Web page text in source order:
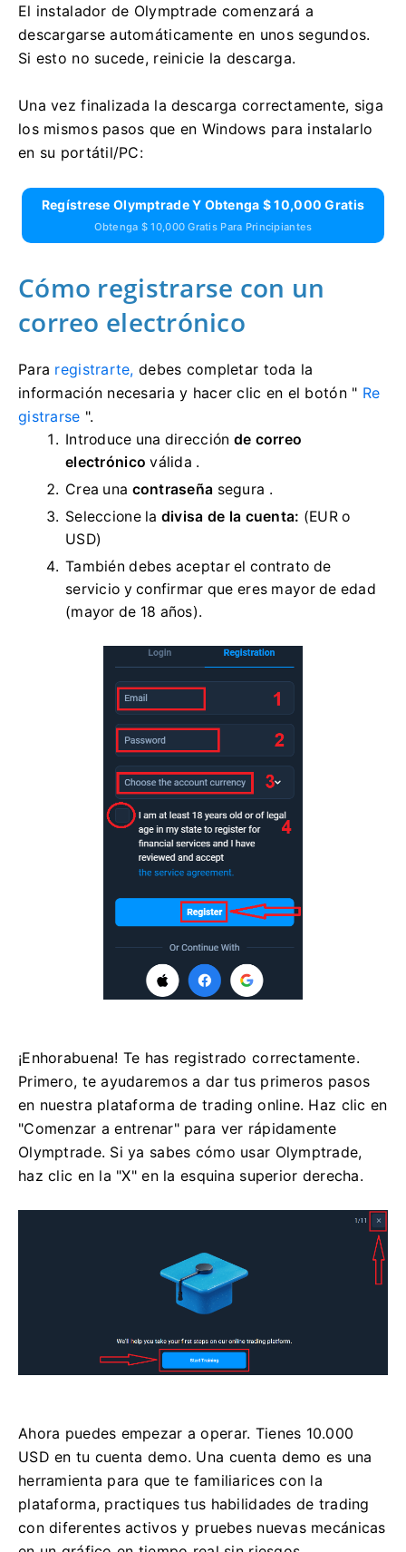
El instalador de Olymptrade comenzará a
descargarse automáticamente en unos segundos.
Si esto no sucede, reinicie la descarga.
Una vez finalizada la descarga correctamente, siga
los mismos pasos que en Windows para instalarlo
en su portátil/PC:
Regístrese Olymptrade Y Obtenga $ 10,000 Gratis
Obtenga $ 10,000 Gratis Para Principiantes
Cómo registrarse con un
correo electrónico
Para registrarte, debes completar toda la
información necesaria y hacer clic en el botón " Re
gistrarse ".
Introduce una dirección de correo
electrónico válida .
Crea una contraseña segura .
Seleccione la divisa de la cuenta: (EUR o
USD)
También debes aceptar el contrato de
servicio y confirmar que eres mayor de edad
(mayor de 18 años).
¡Enhorabuena! Te has registrado correctamente.
Primero, te ayudaremos a dar tus primeros pasos
en nuestra plataforma de trading online. Haz clic en
"Comenzar a entrenar" para ver rápidamente
Olymptrade. Si ya sabes cómo usar Olymptrade,
haz clic en la "X" en la esquina superior derecha.
Ahora puedes empezar a operar. Tienes 10.000
USD en tu cuenta demo. Una cuenta demo es una
herramienta para que te familiarices con la
plataforma, practiques tus habilidades de trading
con diferentes activos y pruebes nuevas mecánicas